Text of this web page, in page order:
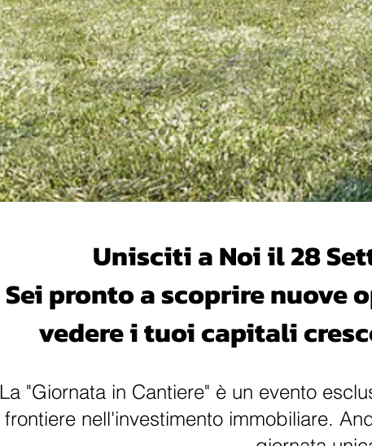
Unisciti a Noi il 28
Sei pronto a scoprire nuove
vedere i tuoi capitali
La "Giornata in Cantiere" è un evento
frontiere nell'investimento immobiliare.